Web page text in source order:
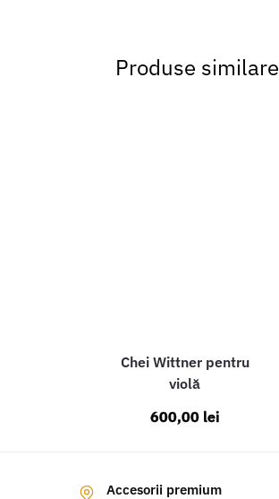
Produse similare
Chei Wittner pentru
violă
600,00 lei
Accesorii premium